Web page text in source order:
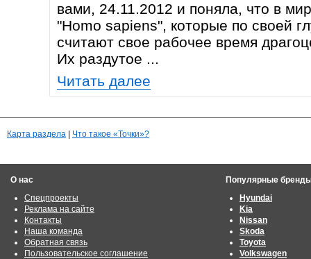
вами, 24.11.2012 и поняла, что в
"Homo sapiens", которые по своей
считают свое рабочее время
Их раздутое ...
Читать далее
Карта раздела Что такое «Точки»?
О нас
Спецпроекты
Реклама на сайте
Контакты
Наша команда
Обратная связь
Пользовательское соглашение
Популярные
Hyundai
Kia
Nissan
Skoda
Toyota
Volkswagen